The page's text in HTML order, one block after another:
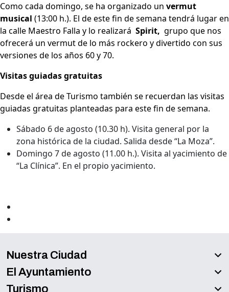
Como cada domingo, se ha organizado un vermut
musical (13:00 h.). El de este fin de semana tendrá lugar en
la calle Maestro Falla y lo realizará Spirit, grupo que nos
ofrecerá un vermut de lo más rockero y divertido con sus
versiones de los años 60 y 70.
Visitas guiadas gratuitas
Desde el área de Turismo también se recuerdan las visitas
guiadas gratuitas planteadas para este fin de semana.
Sábado 6 de agosto (10.30 h). Visita general por la
zona histórica de la ciudad. Salida desde “La Moza”.
Domingo 7 de agosto (11.00 h.). Visita al yacimiento de
“La Clínica”. En el propio yacimiento.
Nuestra Ciudad
El Ayuntamiento
Turismo